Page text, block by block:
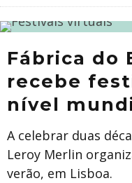
Fábrica do
recebe
nível
A celebrar duas
Leroy Merlin
verão, em Lisboa.